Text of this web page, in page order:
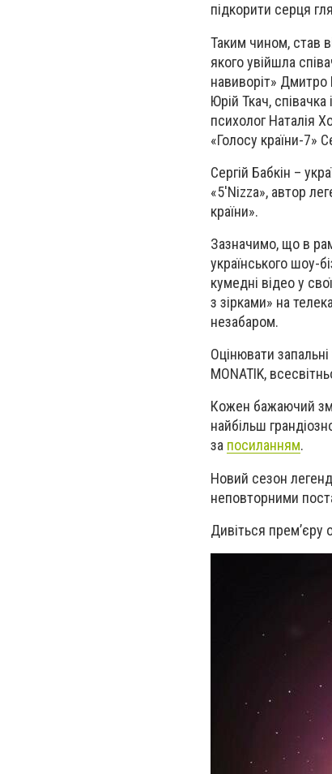
підкорити серця
Таким чином, став
якого увійшла
навиворіт» Дмитро
Юрій Ткач,
психолог Наталія
«Голосу країни-7»
Сергій Бабкін –
«5'Nizzа», автор
країни».
Зазначимо, що в
українського шоу-
кумедні відео у
з зірками» на
незабаром.
Оцінювати
MONATIK,
Кожен бажаючий
найбільш
за посиланням.
Новий сезон
неповторними
Дивіться прем’єру